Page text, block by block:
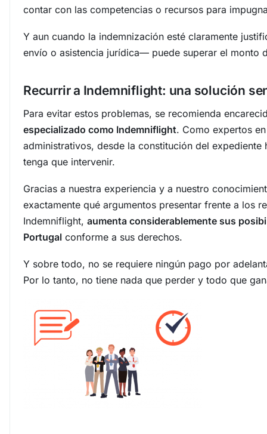
contar con las competencias o recursos para
Y aun cuando la indemnización esté claramente
envío o asistencia jurídica— puede superar el monto
Recurrir a Indemniflight: una solución
Para evitar estos problemas, se recomienda
especializado como Indemniflight. Como expertos
administrativos, desde la constitución del
tenga que intervenir.
Gracias a nuestra experiencia y a nuestro
exactamente qué argumentos presentar frente a los
Indemniflight, aumenta considerablemente sus
Portugal conforme a sus derechos.
Y sobre todo, no se requiere ningún pago por
Por lo tanto, no tiene nada que perder y todo que